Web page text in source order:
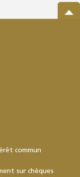
commun
sur chèques